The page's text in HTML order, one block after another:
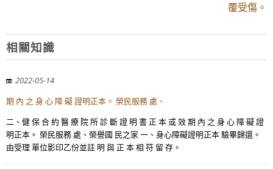
覆受傷。
相關知識
2022-05-14
期 內 之 身 心 障 礙 證明正本。 榮民服務 處、
二、健 保 合 約 醫 療 院 所 診 斷 證 明 書 正 本 或 效 期 內 之 身 心 障 礙 證
明正本。 榮民服務 處、榮譽國 民之家 一、身心障礙證明正本 驗畢歸還。
由受理 單位影印乙份並註 明 與 正 本 相 符 留 存。